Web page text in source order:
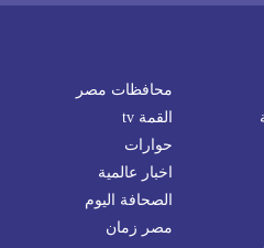
محافظات مصر
القمة tv
حوارات
اخبار عالمية
الصحافة اليوم
مصر زمان